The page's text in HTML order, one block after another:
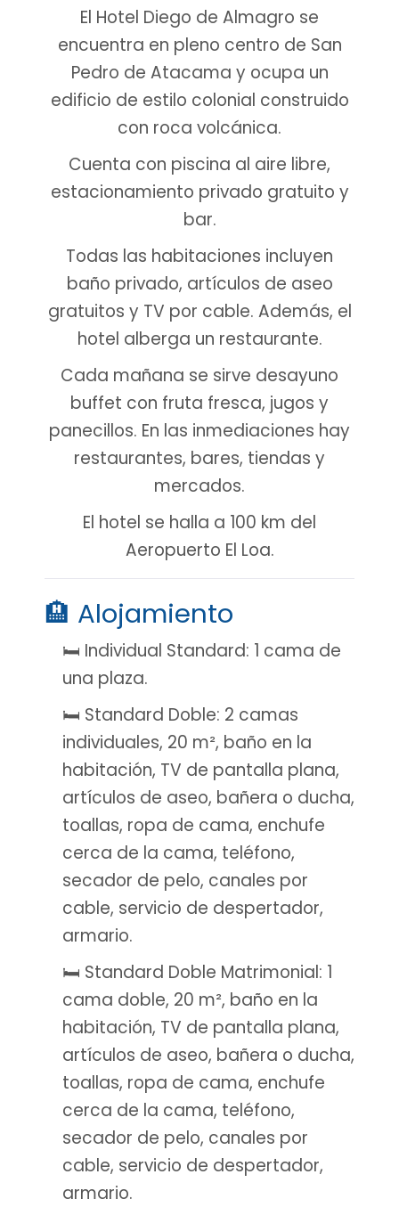
El Hotel Diego de Almagro se
encuentra en pleno centro de San
Pedro de Atacama y ocupa un
edificio de estilo colonial construido
con roca volcánica.
Cuenta con piscina al aire libre,
estacionamiento privado gratuito y
bar.
Todas las habitaciones incluyen
baño privado, artículos de aseo
gratuitos y TV por cable. Además, el
hotel alberga un restaurante.
Cada mañana se sirve desayuno
buffet con fruta fresca, jugos y
panecillos. En las inmediaciones hay
restaurantes, bares, tiendas y
mercados.
El hotel se halla a 100 km del
Aeropuerto El Loa.
🏨 Alojamiento
🛏️ Individual Standard: 1 cama de
una plaza.
🛏️ Standard Doble: 2 camas
individuales, 20 m², baño en la
habitación, TV de pantalla plana,
artículos de aseo, bañera o ducha,
toallas, ropa de cama, enchufe
cerca de la cama, teléfono,
secador de pelo, canales por
cable, servicio de despertador,
armario.
🛏️ Standard Doble Matrimonial: 1
cama doble, 20 m², baño en la
habitación, TV de pantalla plana,
artículos de aseo, bañera o ducha,
toallas, ropa de cama, enchufe
cerca de la cama, teléfono,
secador de pelo, canales por
cable, servicio de despertador,
armario.